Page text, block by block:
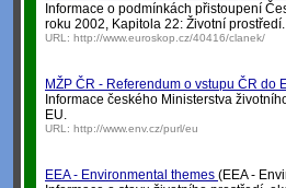
Informace o podmínkách přistoupení
roku 2002, Kapitola 22: Životní prostředí.
URL: http://www.euroskop.cz/40416/clanek/
MŽP ČR - Referendum o vstupu ČR do
Informace českého Ministerstva
EU.
URL: http://www.env.cz/purl/eu
EEA - Environmental themes (EEA -